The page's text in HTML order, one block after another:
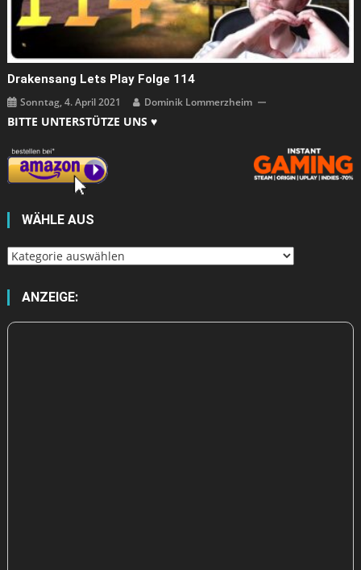
Drakensang Lets Play Folge 114
Sonntag, 4. April 2021 Dominik Lommerzheim
BITTE UNTERSTÜTZE UNS ♥
WÄHLE AUS
Wähle
ANZEIGE: